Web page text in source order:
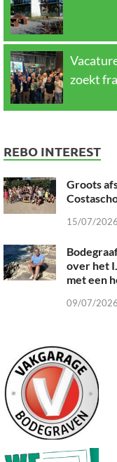
zoekt
REBO INTEREST
Groots
15/07/2026
over het
met een
09/07/2026